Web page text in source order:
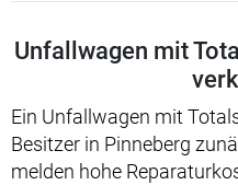
Unfallwagen mit
Ein Unfallwagen mit
Besitzer in Pinneberg
melden hohe